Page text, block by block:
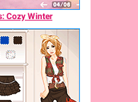
Cozy Winter